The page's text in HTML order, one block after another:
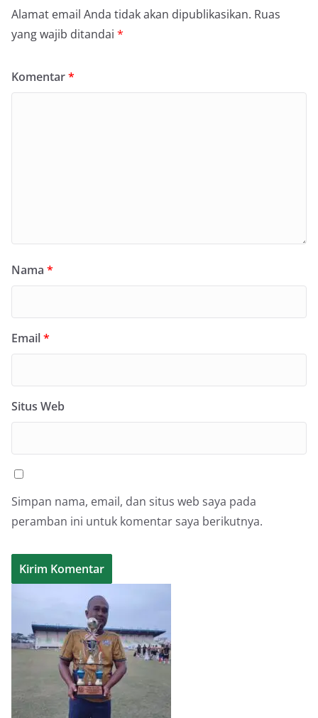
Alamat email Anda tidak akan dipublikasikan. Ruas
yang wajib ditandai *
Komentar*
Nama *
Email*
Situs Web
Simpan nama, email, dan situs web saya pada
peramban ini untuk komentar saya berikutnya.